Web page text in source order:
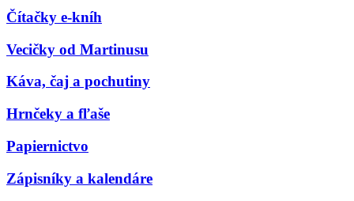
Čítačky e-kníh
Vecičky od Martinusu
Káva, čaj a pochutiny
Hrnčeky a fľaše
Papiernictvo
Zápisníky a kalendáre